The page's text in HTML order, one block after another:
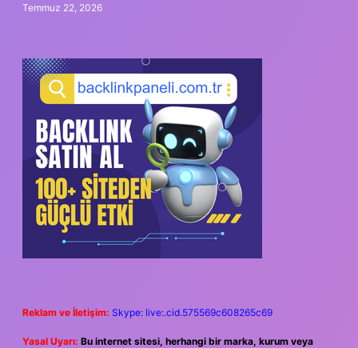
Temmuz 22, 2026
Reklam ve İletişim: Skype: live:.cid.575569c608265c69
Yasal Uyarı: Bu internet sitesi, herhangi bir marka, kurum veya